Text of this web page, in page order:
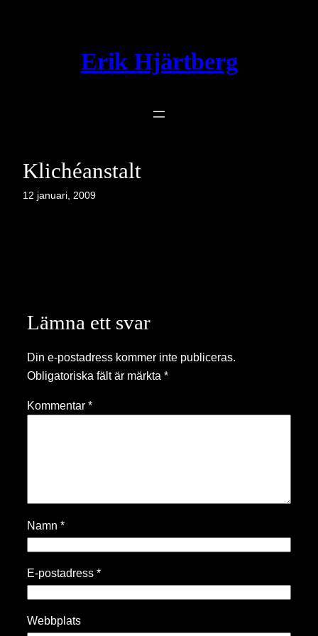
Erik Hjärtberg
Klichéanstalt
12 januari, 2009
Lämna ett svar
Din e-postadress kommer inte publiceras.
Obligatoriska fält är märkta *
Kommentar *
Namn *
E-postadress *
Webbplats